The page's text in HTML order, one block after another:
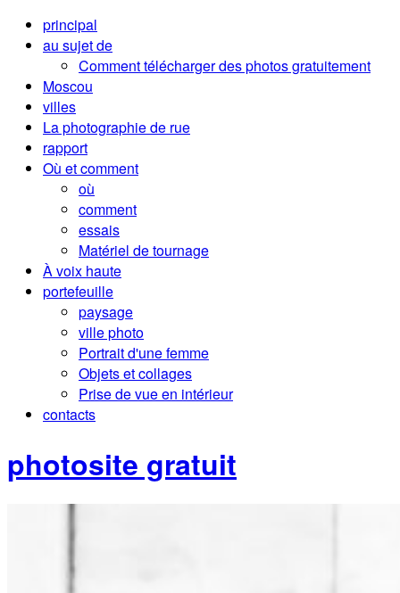
principal
au sujet de
Comment télécharger des photos gratuitement
Moscou
villes
La photographie de rue
rapport
Où et comment
où
comment
essais
Matériel de tournage
À voix haute
portefeuille
paysage
ville photo
Portrait d'une femme
Objets et collages
Prise de vue en intérieur
contacts
photosite gratuit